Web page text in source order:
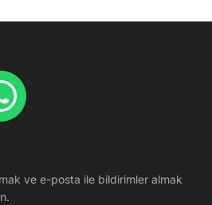
ve e-posta ile bildirimler almak